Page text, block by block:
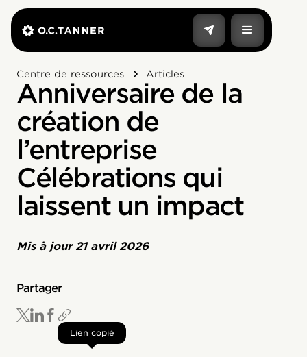
Centre de ressources Articles
Anniversaire de la
création de
l’entreprise
Célébrations qui
laissent un impact
Mis à jour 21 avril 2026
Partager
Lien copié